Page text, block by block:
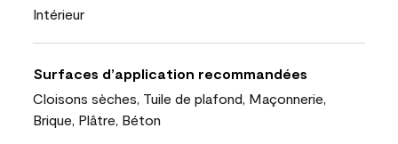
Intérieur
Surfaces d’application recommandées
Cloisons sèches, Tuile de plafond, Maçonnerie,
Brique, Plâtre, Béton